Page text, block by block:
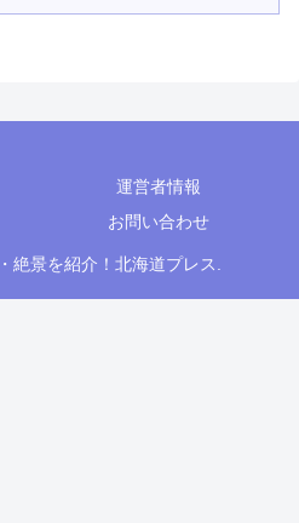
運営者情報
お問い合わせ
絶景を紹介！北海道プレス.